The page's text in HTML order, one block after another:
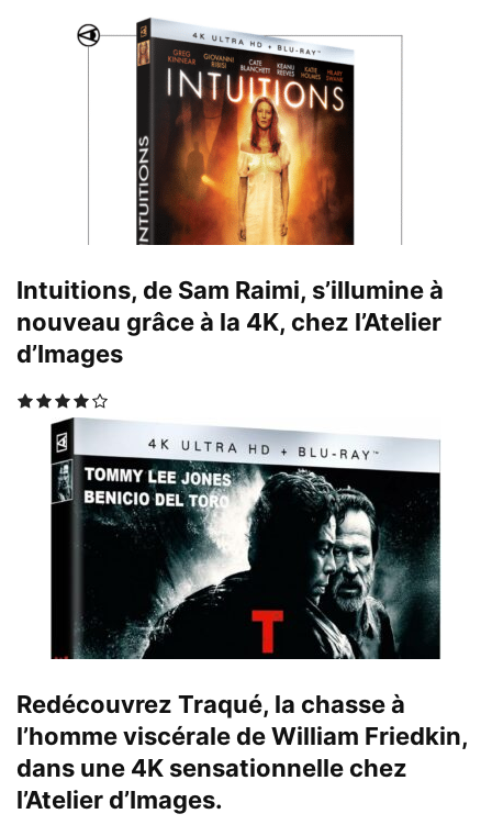
Intuitions, de Sam Raimi, s’illumine à
nouveau grâce à la 4K, chez l’Atelier
d’Images
Redécouvrez Traqué, la chasse à
l’homme viscérale de William Friedkin,
dans une 4K sensationnelle chez
l’Atelier d’Images.